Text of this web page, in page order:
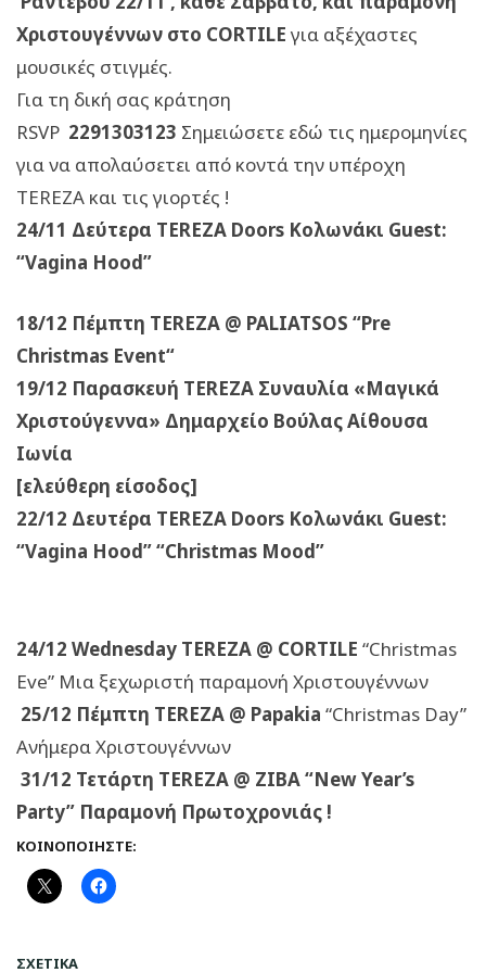
Χριστουγέννων στο CORTILE για αξέχαστες
μουσικές στιγμές.
Για τη δική σας κράτηση
RSVP 2291303123 Σημειώσετε εδώ τις ημερομηνίες
για να απολαύσετει από κοντά την υπέροχη
TEREZA και τις γιορτές !
24/11 Δεύτερα TEREZA Doors Κολωνάκι Guest:
“Vagina Hood”
18/12 Πέμπτη TEREZA @ PALIATSOS “Pre
Christmas Event“
19/12 Παρασκευή TEREZA Συναυλία «Μαγικά
Χριστούγεννα» Δημαρχείο Βούλας Αίθουσα
Ιωνία
[ελεύθερη είσοδος]
22/12 Δευτέρα TEREZA Doors Κολωνάκι Guest:
“Vagina Hood” “Christmas Mood”
24/12 Wednesday TEREZA @ CORTILE “Christmas
Eve” Μια ξεχωριστή παραμονή Χριστουγέννων
25/12 Πέμπτη TEREZA @ Papakia “Christmas Day”
Ανήμερα Χριστουγέννων
31/12 Τετάρτη TEREZA @ ZIBA “New Year’s
Party” Παραμονή Πρωτοχρονιάς !
ΚΟΙΝΟΠΟΙΉΣΤΕ:
ΣΧΕΤΙΚΆ